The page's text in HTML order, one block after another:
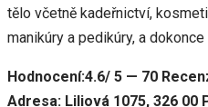
tělo včetně kadeřnictví,
manikúry a pedikúry, a
Hodnocení:4.6/ 5 — 70
Adresa: Liliová 1075, 326 00